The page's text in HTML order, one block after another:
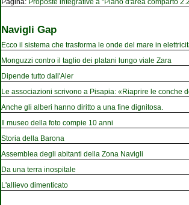
Pagina: Proposte integrative a "Piano d'area comparto
Navigli Gap
Ecco il sistema che trasforma le onde del mare in
Monguzzi contro il taglio dei platani lungo viale Zara
Dipende tutto dall'Aler
Le associazioni scrivono a Pisapia: «Riaprire le conche
Anche gli alberi hanno diritto a una fine dignitosa.
Il museo della foto compie 10 anni
Storia della Barona
Assemblea degli abitanti della Zona Navigli
Da una terra inospitale
L'allievo dimenticato